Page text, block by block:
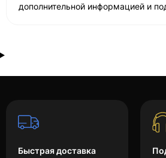
дополнительной информацией и
Быстрая доставка